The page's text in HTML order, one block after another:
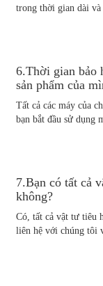
trong thời gian dài và
6.Thời gian bảo
sản phẩm của
Tất cả các máy của
bạn bắt đầu sử dụng
7.Bạn có tất cả
không?
Có, tất cả vật tư tiêu
liên hệ với chúng tôi